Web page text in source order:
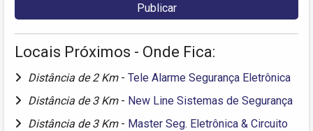
Locais Próximos - Onde Fica:
Distância de 2 Km - Tele Alarme Segurança Eletrônica
Distância de 3 Km - New Line Sistemas de Segurança
Distância de 3 Km - Master Seg. Eletrônica & Circuito